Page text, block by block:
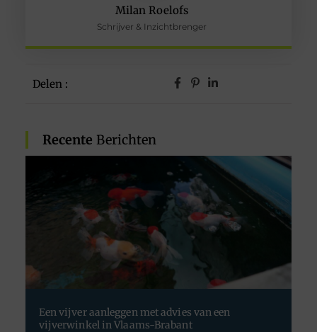
Milan Roelofs
Schrijver & Inzichtbrenger
Delen :
Recente Berichten
Een vijver aanleggen met advies van een
vijverwinkel in Vlaams-Brabant